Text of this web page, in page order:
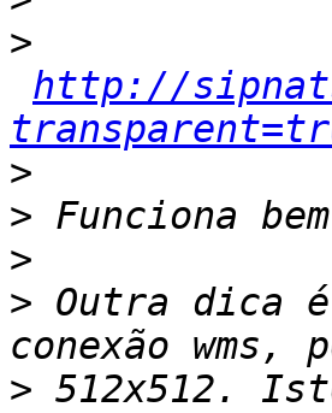
>
http://
>
>
>
> Outra dica
> 512x512.